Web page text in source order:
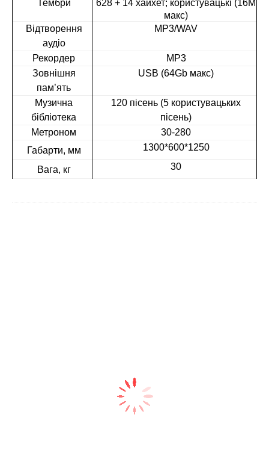
Тембри
628 + 14 хайхет; користувацькі (16M
макс)
Відтворення
аудіо
MP3/WAV
Рекордер
MP3
Зовнішня
пам’ять
USB (64Gb макс)
Музична
бібліотека
120 пісень (5 користувацьких
пісень)
Метроном
30-280
Габарти, мм
1300*600*1250
Вага, кг 30